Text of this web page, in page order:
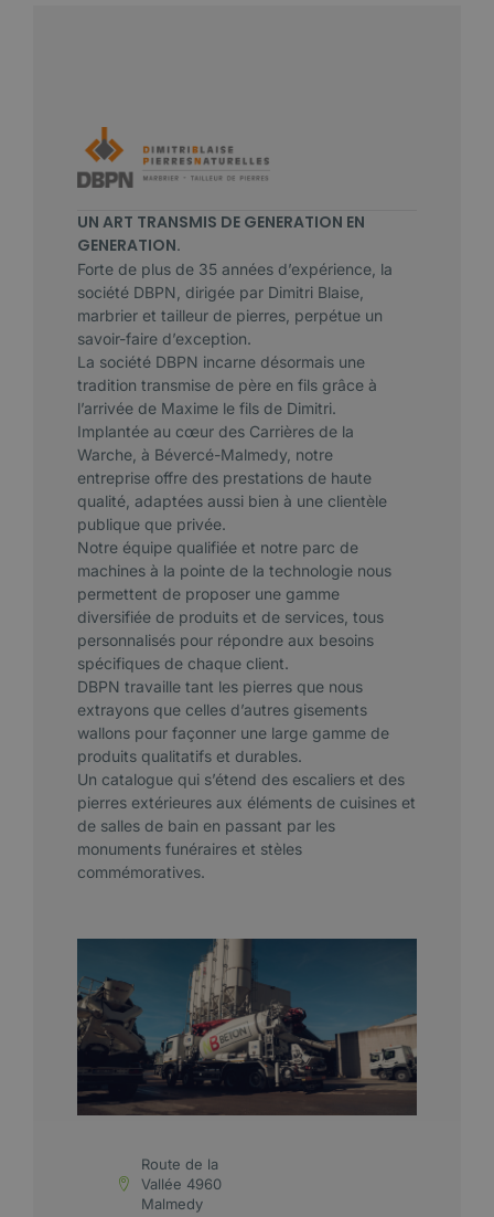
Route de la
Vallée 4960
Malmedy
UN ART TRANSMIS DE GENERATION EN
GENERATION.
Forte de plus de 35 années d’expérience, la
société DBPN, dirigée par Dimitri Blaise,
marbrier et tailleur de pierres, perpétue un
savoir-faire d’exception.
La société DBPN incarne désormais une
tradition transmise de père en fils grâce à
l’arrivée de Maxime le fils de Dimitri.
Implantée au cœur des Carrières de la
Warche, à Bévercé-Malmedy, notre
entreprise offre des prestations de haute
qualité, adaptées aussi bien à une clientèle
publique que privée.
Notre équipe qualifiée et notre parc de
machines à la pointe de la technologie nous
permettent de proposer une gamme
diversifiée de produits et de services, tous
personnalisés pour répondre aux besoins
spécifiques de chaque client.
DBPN travaille tant les pierres que nous
extrayons que celles d’autres gisements
wallons pour façonner une large gamme de
produits qualitatifs et durables.
Un catalogue qui s’étend des escaliers et des
pierres extérieures aux éléments de cuisines et
de salles de bain en passant par les
monuments funéraires et stèles
commémoratives.